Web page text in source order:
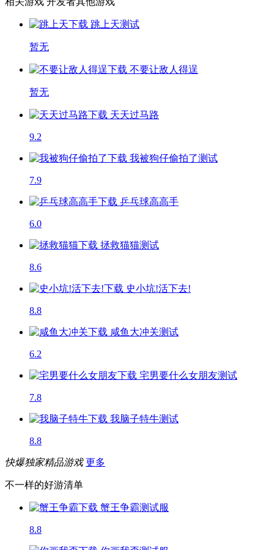
跳上天测试
暂无
不要让敌人得逞
暂无
天天过马路
9.2
我被狗仔偷拍了测试
7.9
乒乓球高高手
6.0
拯救猫猫测试
8.6
史小坑!活下去!
8.8
咸鱼大冲关测试
6.2
宅男要什么女朋友测试
7.8
我脑子特牛测试
8.8
快爆独家精品游戏 更多
不一样的好游清单
蟹王争霸测试服
8.8